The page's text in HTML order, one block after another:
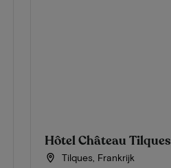
Hôtel Château Tilques
Tilques, Frankrijk